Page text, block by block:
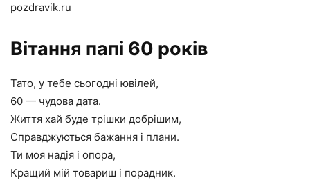
pozdravik.ru
Вітання папі 60 років
Тато, у тебе сьогодні ювілей,
60 — чудова дата.
Життя хай буде трішки добрішим,
Справджуються бажання і плани.
Ти моя надія і опора,
Кращий мій товариш і порадник.